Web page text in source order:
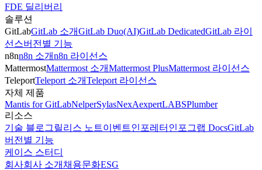
FDE 딜리버리
솔루션
GitLabGitLab 소개GitLab Duo(AI)GitLab DedicatedGitLab 라이
선스버전별 기능
n8nn8n 소개n8n 라이선스
MattermostMattermost 소개Mattermost PlusMattermost 라이선스
TeleportTeleport 소개Teleport 라이선스
자체 제품
Mantis for GitLabNelperSylasNexAexpertLABSPlumber
리소스
기술 블로그 릴리스 노트이벤트인포레터 인포그랩 DocsGitLab
버전별 기능
케이스 스터디
회사회사 소개 채용문화ESG